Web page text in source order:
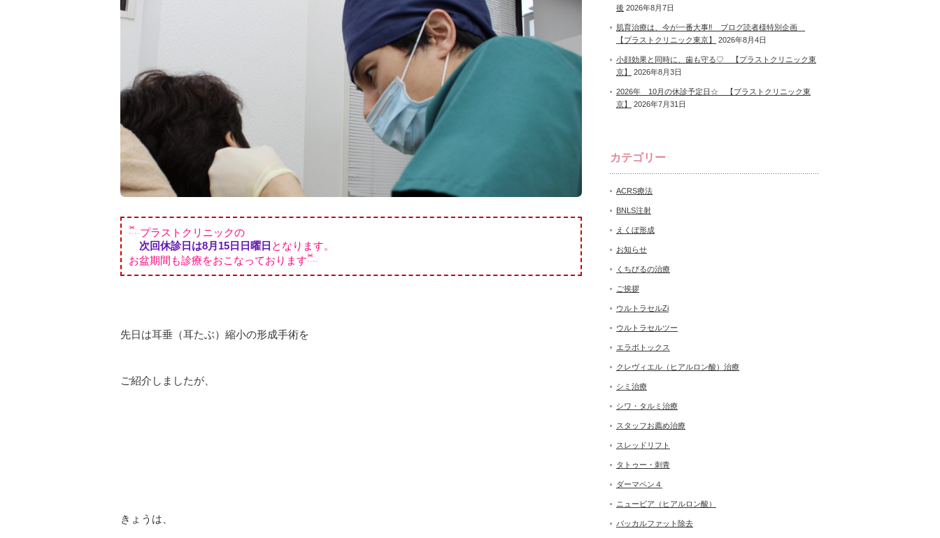
プラストクリニックの
次回休診日は8月15日日曜日 となります。
お盆期間も診療をおこなっております
先日は耳垂（耳たぶ）縮小の形成手術を
ご紹介しましたが、
きょうは、
後 2026年8月7日
肌育治療は、今が一番大事‼ ブログ読者様特別企画
【プラストクリニック東京】
2026年8月4日
小顔効果と同時に、歯も守る♡ 【プラストクリニック東
京】
2026年8月3日
2026年 10月の休診予定日☆ 【プラストクリニック東
京】
2026年7月31日
カテゴリー
ACRS療法
BNLS注射
えくぼ形成
お知らせ
くちびるの治療
ご挨拶
ウルトラセルZi
ウルトラセルツー
エラボトックス
クレヴィエル（ヒアルロン酸）治療
シミ治療
シワ・タルミ治療
スタッフお薦め治療
スレッドリフト
タトゥー・刺青
ダーマペン４
ニュービア（ヒアルロン酸）
バッカルファット除去